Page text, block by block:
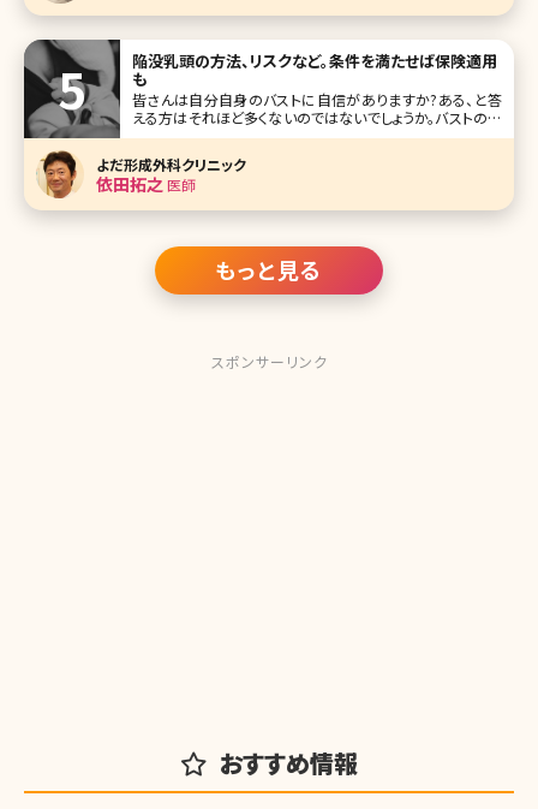
陥没乳頭の方法、リスクなど。条件を満たせば保険適用
も
皆さんは自分自身のバストに自信がありますか?ある、と答
える方はそれほど多くないのではないでしょうか。バストの大
きさやハリ、乳頭部分の色など、バストに関する悩みは意外
に多いもの。そのなかでも人に相談しづらいのが、陥没乳頭
（かんぼつにゅうとう）です。陥没乳頭とはその名の通り、乳首
がへこんで内側に入って
よだ形成外科クリニック
依田拓之 医師
もっと見る
スポンサーリンク
おすすめ情報